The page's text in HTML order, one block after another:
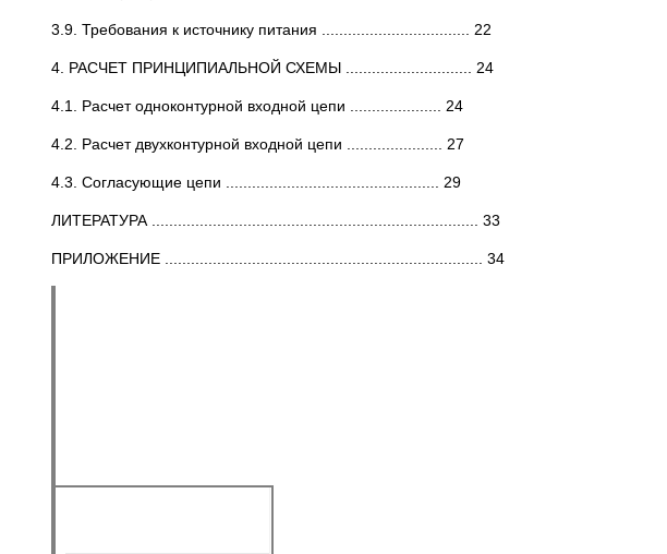
3.9. Требования к источнику питания .................................. 22
4. РАСЧЕТ ПРИНЦИПИАЛЬНОЙ СХЕМЫ ............................. 24
4.1. Расчет одноконтурной входной цепи ..................... 24
4.2. Расчет двухконтурной входной цепи ...................... 27
4.3. Согласующие цепи ................................................. 29
ЛИТЕРАТУРА ........................................................................... 33
ПРИЛОЖЕНИЕ ......................................................................... 34